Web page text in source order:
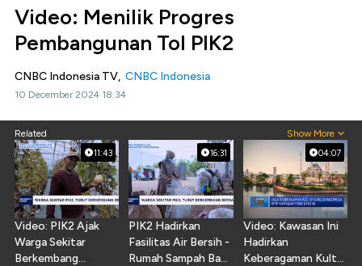
Video: Menilik Progres
Pembangunan Tol PIK2
CNBC Indonesia TV, CNBC Indonesia
10 December 2024 18:34
Related Show More
11:43
Video: PIK2 Ajak
Warga Sekitar
Berkembang
16:31
PIK2 Hadirkan
Fasilitas Air Bersih -
Rumah Sampah Bagi
04:07
Video: Kawasan Ini
Hadirkan
Keberagaman Kultur